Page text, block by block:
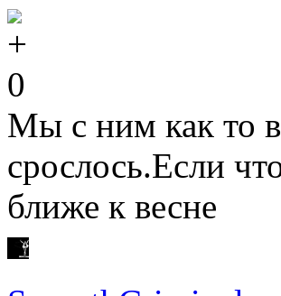
0
Мы с ним как то в
срослось.Если
ближе к весне